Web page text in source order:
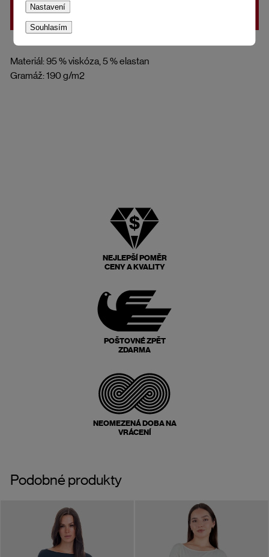
Nastavení
Souhlasím
Materiál: 95 % viskóza, 5 % elastan
Gramáž: 190 g/m2
NEJLEPŠÍ POMĚR
CENY A KVALITY
POŠTOVNÉ ZPĚT
ZDARMA
NEOMEZENÁ DOBA NA
VRÁCENÍ
Podobné produkty